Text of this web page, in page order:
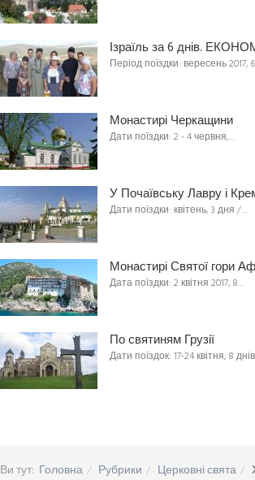
Ізраїль за 6 днів.
Період поїздки: вересень 2017,
Монастирі Черкащини
Дати поїздки: 2 - 4 червня,…
У Почаївську Лавру і
Дати поїздки: квітень, 3 дня /…
Монастирі Святої гори
Дата поїздки: 2 квітня 2017, 8…
По святиням Грузії
Дати поїздок: 17-24 квітня, 8
Ви тут: Головна Рубрики Церковні свята